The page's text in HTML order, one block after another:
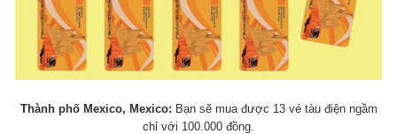
Thành phố Mexico, Mexico: Bạn sẽ mua được 13 vé tàu điện ngầm
chỉ với 100.000 đồng.